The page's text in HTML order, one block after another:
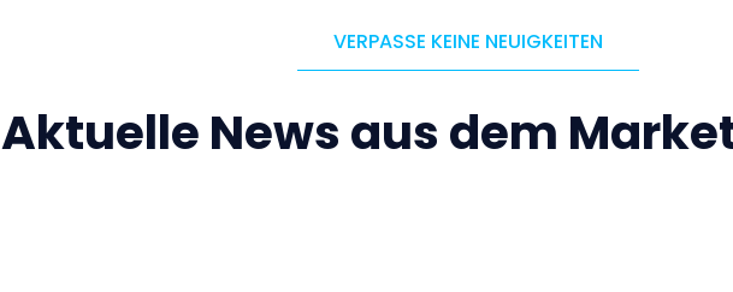
VERPASSE KEINE NEUIGKEITEN
Aktuelle News aus dem